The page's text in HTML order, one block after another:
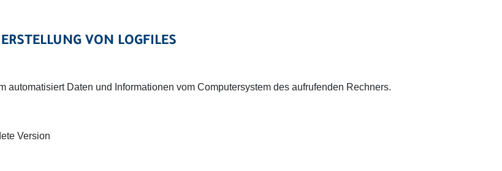
VON LOGFILES
automatisiert Daten und Informationen vom Computersystem des aufrufenden Rechners.
Version